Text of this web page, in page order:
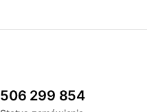
506 299 854